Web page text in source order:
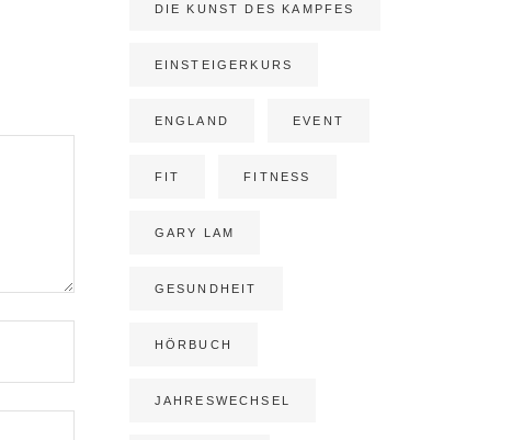
DIE KUNST DES KAMPFES
EINSTEIGERKURS
ENGLAND EVENT
FIT FITNESS
GARY LAM
GESUNDHEIT
HÖRBUCH
JAHRESWECHSEL